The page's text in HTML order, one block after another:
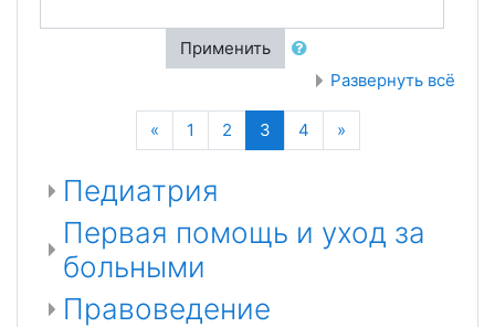
Применить
Развернуть всё
«Назад
1 2 3(текущая)
4 »Далее
Педиатрия
Первая помощь и уход за
больными
Правоведение